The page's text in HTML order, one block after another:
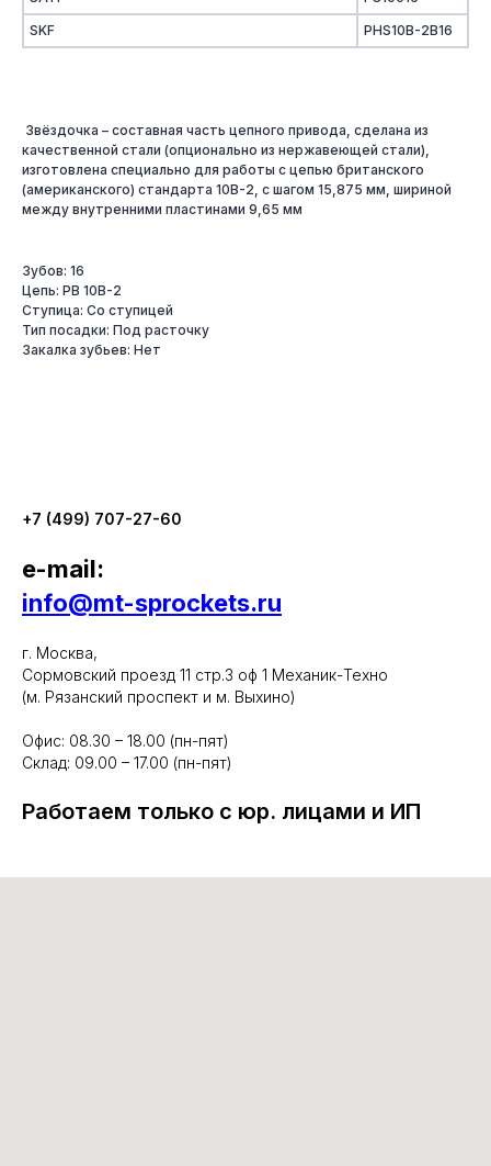
SKF
PHS10B-2B16
Звёздочка – составная часть цепного привода, сделана из
качественной стали (опционально из нержавеющей стали),
изготовлена специально для работы с цепью британского
(американского) стандарта 10B-2, с шагом 15,875 мм, шириной
между внутренними пластинами 9,65 мм
Зубов: 16
Цепь: PB 10B-2
Ступица: Со ступицей
Тип посадки: Под расточку
Закалка зубьев: Нет
+7 (499) 707-27-60
e-mail:
info@mt-sprockets.ru
г. Москва,
Сормовский проезд 11 стр.3 оф 1 Механик-Техно
(м. Рязанский проспект и м. Выхино)
Офис: 08.30 – 18.00 (пн-пят)
Склад: 09.00 – 17.00 (пн-пят)
Работаем только с юр. лицами и ИП